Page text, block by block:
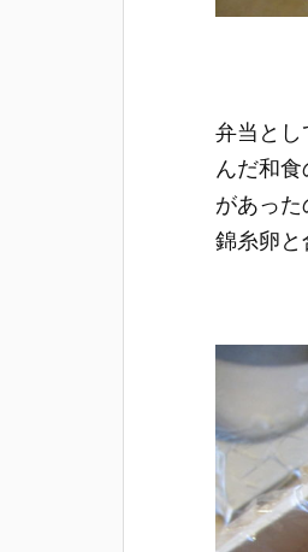
弁当とし
んだ和
があった
錦糸卵と